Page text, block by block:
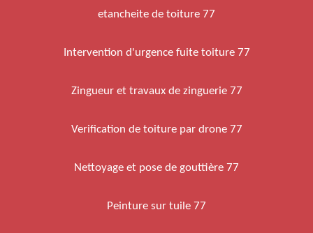
etancheite de toiture 77
Intervention d'urgence fuite toiture 77
Zingueur et travaux de zinguerie 77
Verification de toiture par drone 77
Nettoyage et pose de gouttière 77
Peinture sur tuile 77